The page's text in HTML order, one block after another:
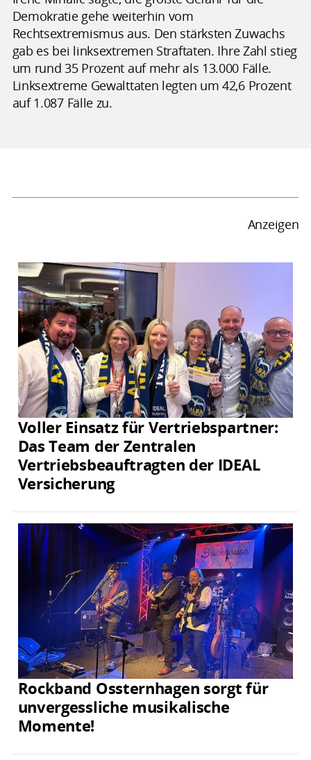
Demokratie gehe weiterhin vom
Rechtsextremismus aus. Den stärksten Zuwachs
gab es bei linksextremen Straftaten. Ihre Zahl stieg
um rund 35 Prozent auf mehr als 13.000 Fälle.
Linksextreme Gewalttaten legten um 42,6 Prozent
auf 1.087 Fälle zu.
Anzeigen
Voller Einsatz für Vertriebspartner:
Das Team der Zentralen
Vertriebsbeauftragten der IDEAL
Versicherung
Rockband Ossternhagen sorgt für
unvergessliche musikalische
Momente!